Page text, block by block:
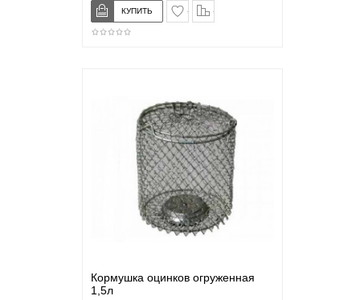
в закладки
Кормушка оцинков огруженная
1,5л